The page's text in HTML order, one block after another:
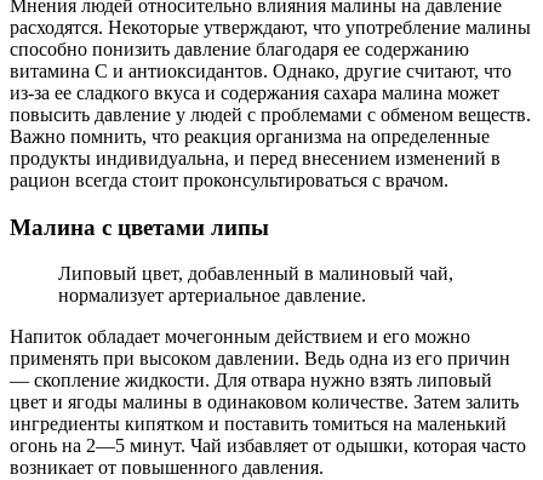
Мнения людей относительно влияния малины на давление
расходятся. Некоторые утверждают, что употребление малины
способно понизить давление благодаря ее содержанию
витамина С и антиоксидантов. Однако, другие считают, что
из-за ее сладкого вкуса и содержания сахара малина может
повысить давление у людей с проблемами с обменом веществ.
Важно помнить, что реакция организма на определенные
продукты индивидуальна, и перед внесением изменений в
рацион всегда стоит проконсультироваться с врачом.
Малина с цветами липы
Липовый цвет, добавленный в малиновый чай,
нормализует артериальное давление.
Напиток обладает мочегонным действием и его можно
применять при высоком давлении. Ведь одна из его причин
— скопление жидкости. Для отвара нужно взять липовый
цвет и ягоды малины в одинаковом количестве. Затем залить
ингредиенты кипятком и поставить томиться на маленький
огонь на 2―5 минут. Чай избавляет от одышки, которая часто
возникает от повышенного давления.